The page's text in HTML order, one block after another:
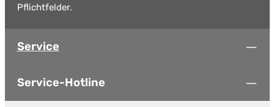
Pflichtfelder.
Service
Service-Hotline